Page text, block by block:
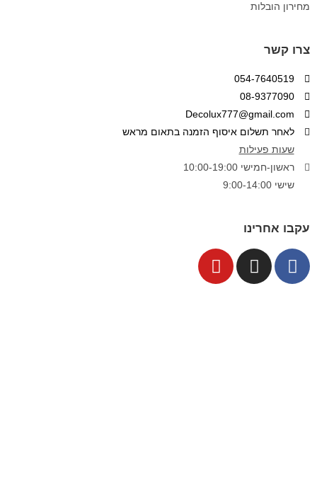
עקבו אחרינו
צרו קשר
054-7640519
08-9377090
Decolux777@gmail.com
לאחר תשלום איסוף הזמנה בתאום מראש
שעות פעילות
ראשון-חמישי 10:00-19:00
שישי 9:00-14:00
מחירון הובלות